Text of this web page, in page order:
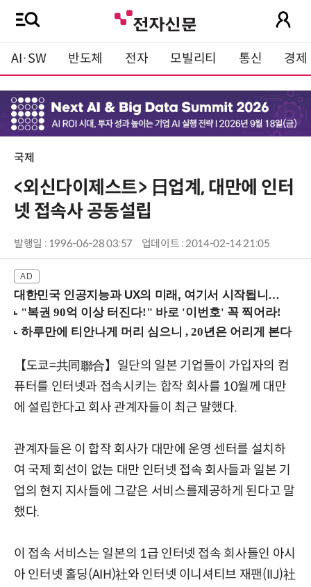
AI·SW 반도체 전자 모빌리티 통신 경제
국제
<외신다이제스트> 日업계, 대만에 인터
넷 접속사 공동설립
발행일 : 1996-06-28 03:57 업데이트 : 2014-02-14 21:05
대한민국 인공지능과 UX의 미래, 여기서 시작됩니다! (9/2 강남역)
【도쿄=共同聯合】일단의 일본 기업들이 가입자의 컴
퓨터를 인터넷과 접속시키는 합작 회사를 10월께 대만
에 설립한다고 회사 관계자들이 최근 말했다.
관계자들은 이 합작 회사가 대만에 운영 센터를 설치하
여 국제 회선이 없는 대만 인터넷 접속 회사들과 일본 기
업의 현지 지사들에 그같은 서비스를제공하게 된다고 말
했다.
이 접속 서비스는 일본의 1급 인터넷 접속 회사들인 아시
아 인터넷 홀딩(AIH)社와 인터넷 이니셔티브 재팬(IIJ)社